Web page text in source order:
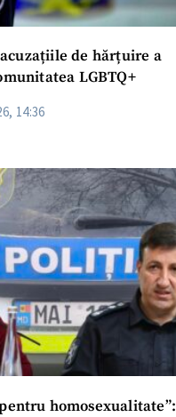
de hărțuire a
LGBTQ+
14:36
homosexualitate”: